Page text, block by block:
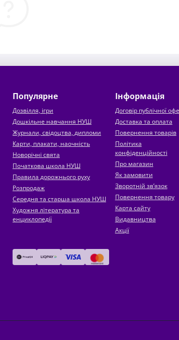
Популярне
Дозвілля, ігри
Дошкільне навчання НУШ
Журнали, свідоцтва, дипломи
Карти, плакати, наочність
Новорічні свята
Початкова школа НУШ
Правила дорожнього руху
Розпродаж
Середня та старша школа НУШ
Художня література та
енциклопедії
Інформація
Договір публічної
Доставка та оплата
Повернення товарів
Політика
конфіденційності
Про магазин
Як замовити
Зворотній зв’язок
Повернення товару
Карта сайту
Видавництва
Акції